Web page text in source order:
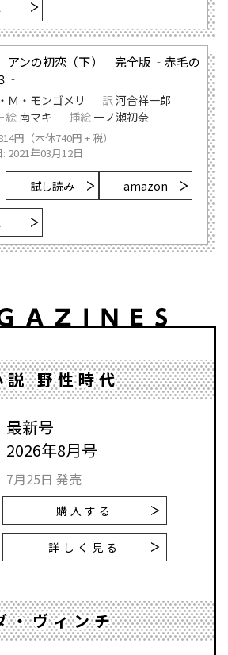
ンの初恋（下） 完全版 ‐赤毛の
‐
Ｍ・モンゴメリ 訳 河合祥一郎
絵 南マキ 挿絵 一ノ瀬初奈
円（本体740円 + 税）
2021年03月12日
試し読み amazon
説 野性時代
最新号
2026年8月号
7月25日 発売
購入する
詳しく見る
・ヴィンチ